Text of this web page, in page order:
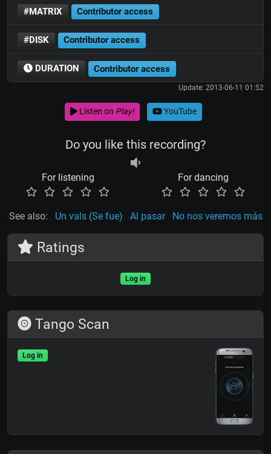
#MATRIX Contributor access
#DISK Contributor access
DURATION Contributor access
Update: 2013-06-11 01:52
Listen on Play! YouTube
Do you like this recording?
For listening For dancing
See also: Un vals (Se fue) Al pasar No nos veremos más
Ratings
Log in
Tango Scan
Log in